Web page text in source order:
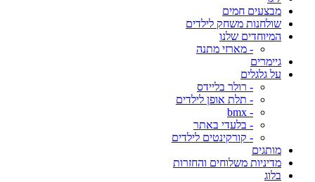
מבצעים חמים
שולחנות משחק לילדים
המיוחדים שלנו
- מארזי מתנה
גיימרים
על גלגלים
- רולר בליידס
- תלת אופן לילדים
- bmx
- בלעדי באתר
- קורקינטים לילדים
מותגים
מדיניות משלוחים והחזרות
בלוג